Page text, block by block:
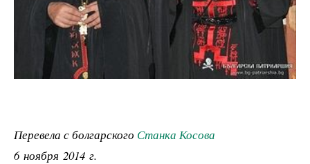
Перевела с болгарского Станка Косова
6 ноября 2014 г.